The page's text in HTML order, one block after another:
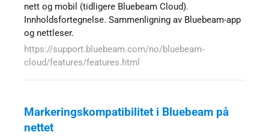
nett og mobil (tidligere Bluebeam Cloud).
Innholdsfortegnelse. Sammenligning av Bluebeam-app
og nettleser.
https://support.bluebeam.com/no/bluebeam-
cloud/features/features.html
Markeringskompatibilitet i Bluebeam på
nettet